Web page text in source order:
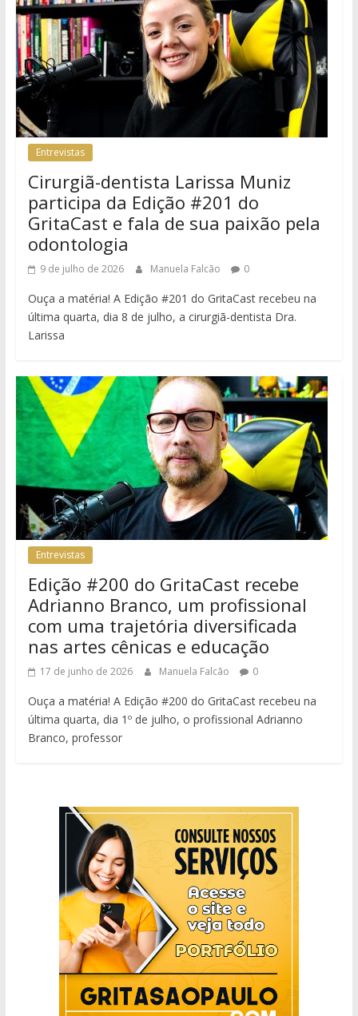
Entrevistas
Cirurgiã-dentista Larissa Muniz
participa da Edição #201 do
GritaCast e fala de sua paixão pela
odontologia
9 de julho de 2026 Manuela Falcão 0
Ouça a matéria! A Edição #201 do GritaCast recebeu na
última quarta, dia 8 de julho, a cirurgiã-dentista Dra.
Larissa
Entrevistas
Edição #200 do GritaCast recebe
Adrianno Branco, um profissional
com uma trajetória diversificada
nas artes cênicas e educação
17 de junho de 2026 Manuela Falcão 0
Ouça a matéria! A Edição #200 do GritaCast recebeu na
última quarta, dia 1º de julho, o profissional Adrianno
Branco, professor